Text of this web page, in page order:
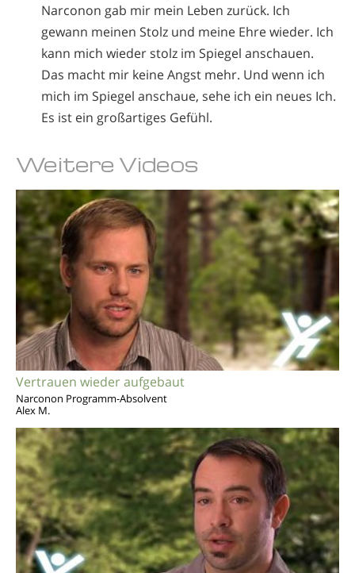
Narconon gab mir mein Leben zurück. Ich
gewann meinen Stolz und meine Ehre wieder. Ich
kann mich wieder stolz im Spiegel anschauen.
Das macht mir keine Angst mehr. Und wenn ich
mich im Spiegel anschaue, sehe ich ein neues Ich.
Es ist ein großartiges Gefühl.
Weitere Videos
Vertrauen wieder aufgebaut
Narconon Programm-Absolvent
Alex M.